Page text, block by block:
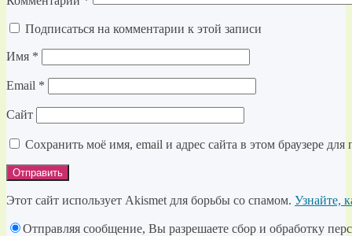
Подписаться на комментарии к этой записи
Имя *
Email *
Сайт
Сохранить моё имя, email и адрес сайта в этом браузере
Этот сайт использует Akismet для борьбы со спамом. Узнайте,
Отправляя сообщение, Вы разрешаете сбор и обработку